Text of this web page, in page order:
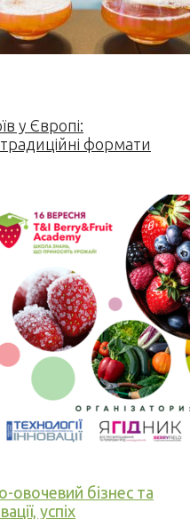
у Європі:
формати
овочевий бізнес та
успіх